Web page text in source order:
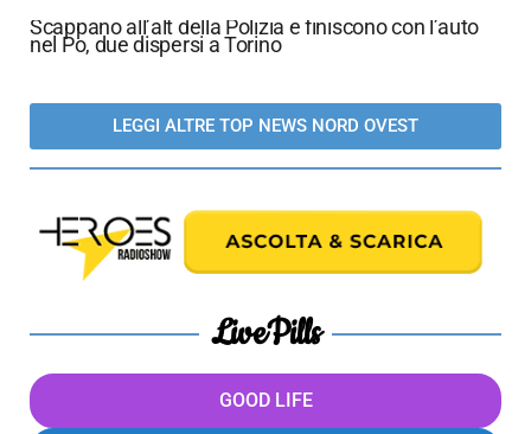
Scappano all’alt della Polizia e finiscono con l’auto
nel Po, due dispersi a Torino
LEGGI ALTRE TOP NEWS NORD OVEST
LivePills
GOOD LIFE